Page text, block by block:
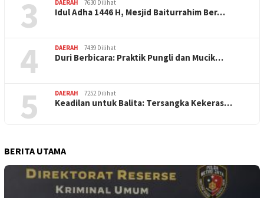
3 DAERAH 7630 Dilihat
Idul Adha 1446 H, Mesjid Baiturrahim Ber…
4 DAERAH 7439 Dilihat
Duri Berbicara: Praktik Pungli dan Mucik…
5 DAERAH 7252 Dilihat
Keadilan untuk Balita: Tersangka Kekeras…
BERITA UTAMA